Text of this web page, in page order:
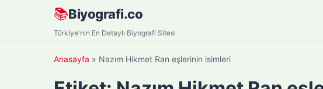
📚Biyografi.co
Türkiye'nin En Detaylı Biyografi Sitesi
Anasayfa » Nazım Hikmet Ran eşlerinin isimleri